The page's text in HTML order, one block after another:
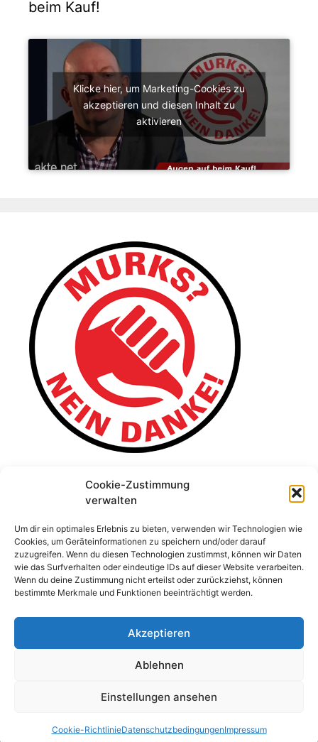
Cookie-Zustimmung
verwalten
Um dir ein optimales Erlebnis zu bieten, verwenden wir Technologien wie
Cookies, um Geräteinformationen zu speichern und/oder darauf
zuzugreifen. Wenn du diesen Technologien zustimmst, können wir Daten
wie das Surfverhalten oder eindeutige IDs auf dieser Website verarbeiten.
Wenn du deine Zustimmung nicht erteilst oder zurückziehst, können
bestimmte Merkmale und Funktionen beeinträchtigt werden.
Akzeptieren
Ablehnen
Einstellungen ansehen
Cookie-RichtlinieDatenschutzbedingungenImpressum
beim Kauf!
Klicke hier, um Marketing-Cookies zu
akzeptieren und diesen Inhalt zu
aktivieren
© 2026 Stefan Schridde• Erstellt mitGeneratePress